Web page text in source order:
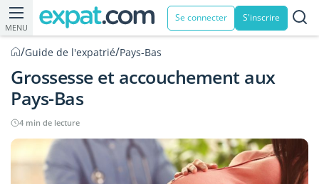
MENU
Se connecter S'inscrire
/Guide de l'expatrié/Pays-Bas
Grossesse et accouchement aux
Pays-Bas
4 min de lecture